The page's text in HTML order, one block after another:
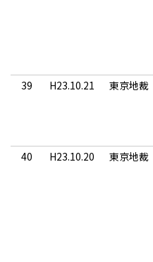
39
H23.10.21 東京地裁
40
H23.10.20 東京地裁